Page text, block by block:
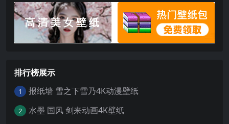
排行榜展示
1 报纸墙 雪之下雪乃4K动漫壁纸
2 水墨 国风 剑来动画4K壁纸